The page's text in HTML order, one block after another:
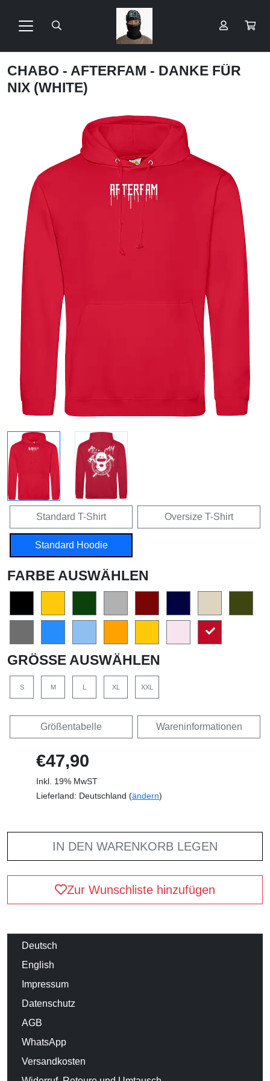
CHABO - AFTERFAM - DANKE FÜR
NIX (WHITE)
Standard T-Shirt Oversize T-Shirt
Standard Hoodie
FARBE AUSWÄHLEN
GRÖSSE AUSWÄHLEN
S M L XL XXL
Größentabelle Wareninformationen
€47,90
Inkl. 19% MwST
Lieferland: Deutschland (ändern)
IN DEN WARENKORB LEGEN
Zur Wunschliste hinzufügen
Deutsch
English
Impressum
Datenschutz
AGB
WhatsApp
Versandkosten